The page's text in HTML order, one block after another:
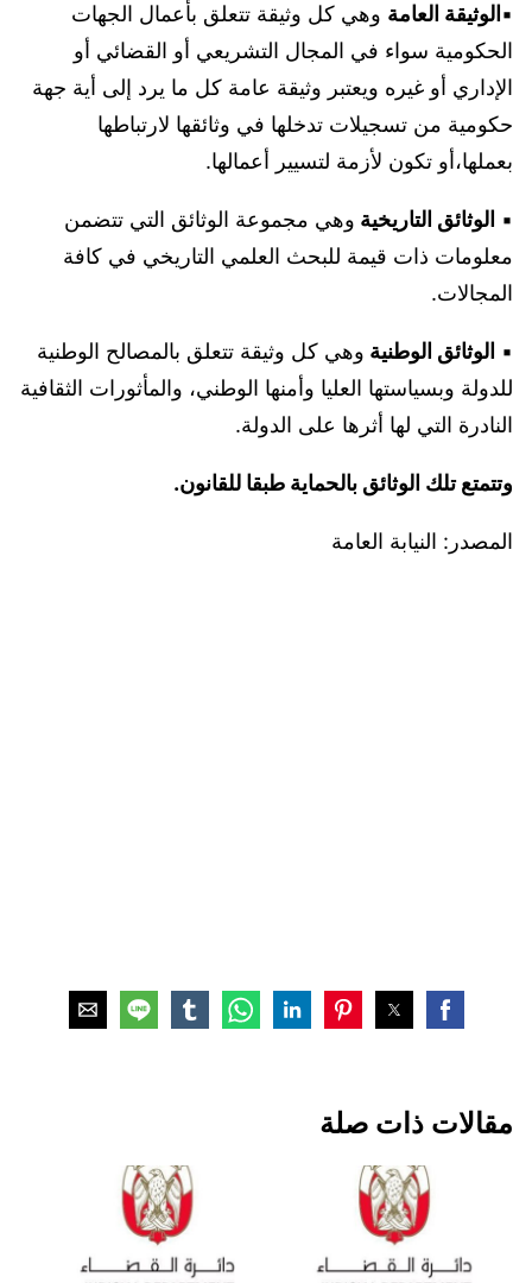
▪︎ الوثيقة العامة وهي كل وثيقة تتعلق بأعمال الجهات
الحكومية سواء في المجال التشريعي أو القضائي أو
الإداري أو غيره ويعتبر وثيقة عامة كل ما يرد إلى أية جهة
حكومية من تسجيلات تدخلها في وثائقها لارتباطها
بعملها،أو تكون لأزمة لتسيير أعمالها.
▪︎ الوثائق التاريخية وهي مجموعة الوثائق التي تتضمن
معلومات ذات قيمة للبحث العلمي التاريخي في كافة
المجالات.
▪︎ الوثائق الوطنية وهي كل وثيقة تتعلق بالمصالح الوطنية
للدولة وبسياستها العليا وأمنها الوطني، والمأثورات الثقافية
النادرة التي لها أثرها على الدولة.
وتتمتع تلك الوثائق بالحماية طبقا للقانون.
المصدر: النيابة العامة
مقالات ذات صلة